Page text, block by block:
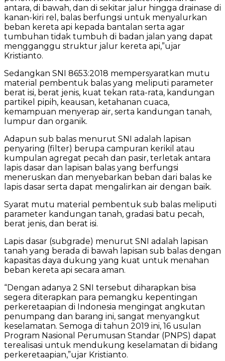
antara, di bawah, dan di sekitar jalur hingga drainase di
kanan-kiri rel, balas berfungsi untuk menyalurkan
beban kereta api kepada bantalan serta agar
tumbuhan tidak tumbuh di badan jalan yang dapat
mengganggu struktur jalur kereta api,”ujar
Kristianto.
Sedangkan SNI 8653:2018 mempersyaratkan mutu
material pembentuk balas yang meliputi parameter
berat isi, berat jenis, kuat tekan rata-rata, kandungan
partikel pipih, keausan, ketahanan cuaca,
kemampuan menyerap air, serta kandungan tanah,
lumpur dan organik.
Adapun sub balas menurut SNI adalah lapisan
penyaring (filter) berupa campuran kerikil atau
kumpulan agregat pecah dan pasir, terletak antara
lapis dasar dan lapisan balas yang berfungsi
meneruskan dan menyebarkan beban dari balas ke
lapis dasar serta dapat mengalirkan air dengan baik.
Syarat mutu material pembentuk sub balas meliputi
parameter kandungan tanah, gradasi batu pecah,
berat jenis, dan berat isi.
Lapis dasar (subgrade) menurut SNI adalah lapisan
tanah yang berada di bawah lapisan sub balas dengan
kapasitas daya dukung yang kuat untuk menahan
beban kereta api secara aman.
“Dengan adanya 2 SNI tersebut diharapkan bisa
segera diterapkan para pemangku kepentingan
perkeretaapian di Indonesia mengingat angkutan
penumpang dan barang ini, sangat menyangkut
keselamatan. Semoga di tahun 2019 ini, 16 usulan
Program Nasional Perumusan Standar (PNPS) dapat
terealisasi untuk mendukung keselamatan di bidang
perkeretaapian,”ujar Kristianto.